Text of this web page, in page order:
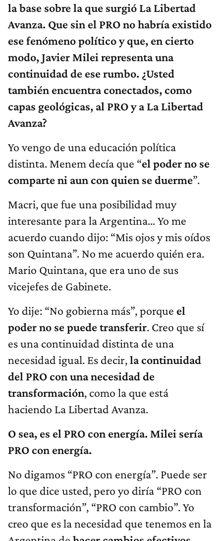
la base sobre la que surgió La Libertad
Avanza. Que sin el PRO no habría existido
ese fenómeno político y que, en cierto
modo, Javier Milei representa una
continuidad de ese rumbo. ¿Usted
también encuentra conectados, como
capas geológicas, al PRO y a La Libertad
Avanza?​
Yo vengo de una educación política
distinta. Menem decía que “el poder no se
comparte ni aun con quien se duerme”.
Macri, que fue una posibilidad muy
interesante para la Argentina… Yo me
acuerdo cuando dijo: “Mis ojos y mis oídos
son Quintana”. No me acuerdo quién era.
Mario Quintana, que era uno de sus
vicejefes de Gabinete.
Yo dije: “No gobierna más”, porque el
poder no se puede transferir. Creo que sí
es una continuidad distinta de una
necesidad igual. Es decir,la continuidad
del PRO con una necesidad de
transformación, como la que está
haciendo La Libertad Avanza.
O sea, es el PRO con energía. Milei sería
PRO con energía.
No digamos “PRO con energía”. Puede ser
lo que dice usted, pero yo diría “PRO con
transformación”, “PRO con cambio”. Yo
creo que es la necesidad que tenemos en la